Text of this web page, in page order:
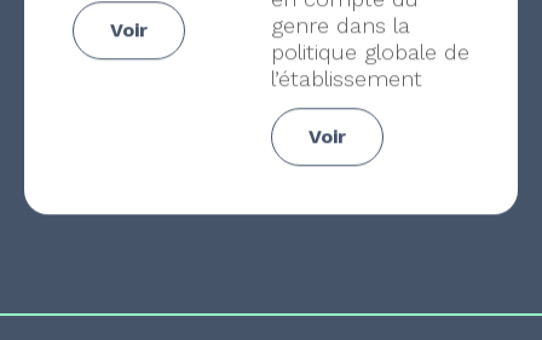
Voir
genre dans la
politique globale de
l’établissement
Voir